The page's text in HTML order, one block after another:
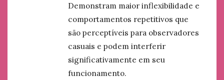
Demonstram maior inflexibilidade e
comportamentos repetitivos que
são perceptíveis para observadores
casuais e podem interferir
significativamente em seu
funcionamento.